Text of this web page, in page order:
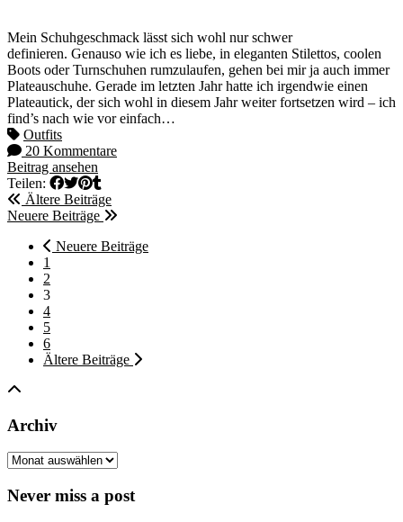
Mein Schuhgeschmack lässt sich wohl nur schwer
definieren. Genauso wie ich es liebe, in eleganten Stilettos, coolen
Boots oder Turnschuhen rumzulaufen, gehen bei mir ja auch immer
Plateauschuhe. Gerade im letzten Jahr hatte ich irgendwie einen
Plateautick, der sich wohl in diesem Jahr weiter fortsetzen wird – ich
find’s nach wie vor einfach…
Outfits
20 Kommentare
Beitrag ansehen
Teilen:
Ältere Beiträge
Neuere Beiträge
Neuere Beiträge
1
2
3
4
5
6
Ältere Beiträge
Archiv
Archiv
Never miss a post